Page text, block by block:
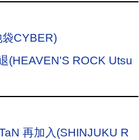
袋CYBER)
(HEAVEN'S ROCK Utsu
再加入(SHINJUKU R